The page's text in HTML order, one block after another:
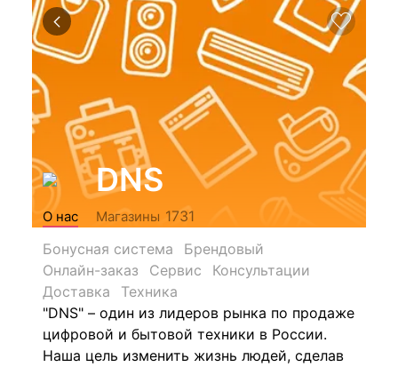
DNS
О нас Магазины 1731
Бонусная система
Брендовый
Онлайн-заказ
Сервис
Консультации
Доставка
Техника
"DNS" – один из лидеров рынка по продаже
цифровой и бытовой техники в России.
Наша цель изменить жизнь людей, сделав